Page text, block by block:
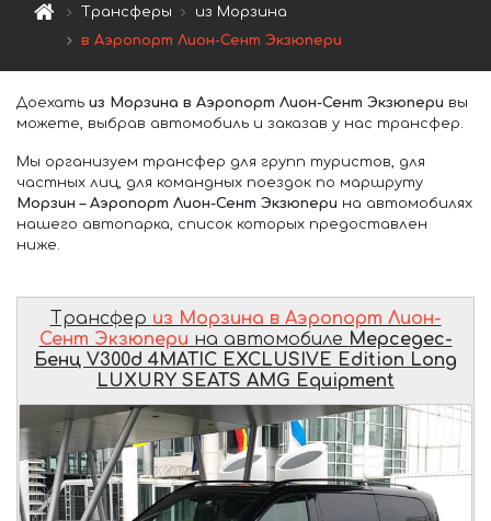
Трансферы
из Морзина
в Аэропорт Лион-Сент Экзюпери
Доехать из Морзина в Аэропорт Лион-Сент Экзюпери вы
можете, выбрав автомобиль и заказав у нас трансфер.
Мы организуем трансфер для групп туристов, для
частных лиц, для командных поездок по маршруту
Морзин – Аэропорт Лион-Сент Экзюпери на автомобилях
нашего автопарка, список которых предоставлен
ниже.
Трансфер из Морзина в Аэропорт Лион-
Сент Экзюпери на автомобиле Мерседес-
Бенц V300d 4MATIC EXCLUSIVE Edition Long
LUXURY SEATS AMG Equipment